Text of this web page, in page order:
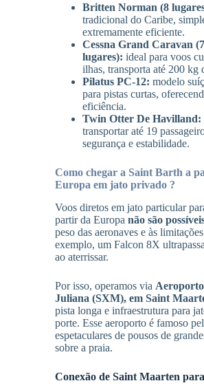
Britten Norman (8
tradicional do Caribe,
extremamente eficiente.
Cessna Grand Caravan
lugares): ideal para voos
ilhas, transporta até 200 kg
Pilatus PC-12: modelo
para pistas curtas,
eficiência.
Twin Otter De Havilland:
transportar até 19
segurança e estabilidade.
Como chegar a Saint Barth a
Europa em jato privado ?
Voos diretos em jato particular
partir da Europa não são
peso das aeronaves e às
exemplo, um Falcon 8X
ao aterrissar.
Por isso, operamos via
Juliana (SXM), em Saint
pista longa e infraestrutura para
porte. Esse aeroporto é famoso
espetaculares de pousos de
sobre a praia.
Conexão de Saint Maarten